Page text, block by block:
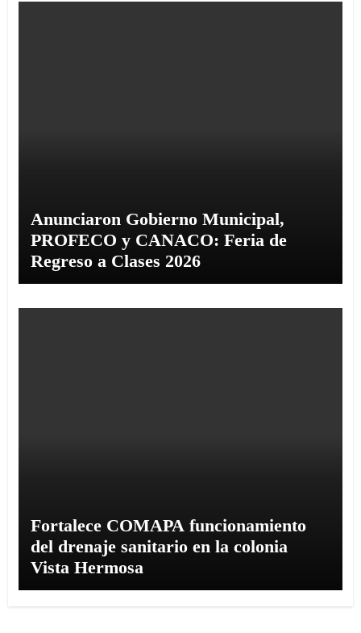
Anunciaron Gobierno Municipal,
PROFECO y CANACO: Feria de
Regreso a Clases 2026
Fortalece COMAPA funcionamiento
del drenaje sanitario en la colonia
Vista Hermosa